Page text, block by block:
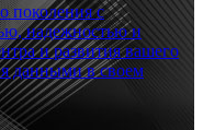
поколения с
надежностью и
и развития вашего
данными в своем